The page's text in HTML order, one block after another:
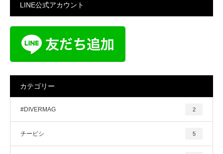
LINE公式アカウント
カテゴリー
#DIVERMAG 2
チービシ 5